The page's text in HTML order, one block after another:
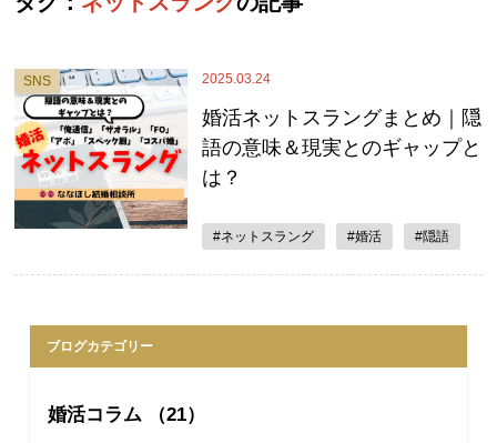
2025.03.24
SNS
婚活ネットスラングまとめ｜隠
語の意味＆現実とのギャップと
は？
#ネットスラング #婚活 #隠語
ブログカテゴリー
婚活コラム （21）